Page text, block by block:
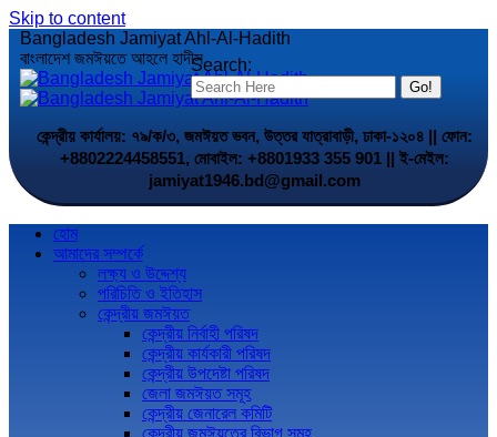
Skip to content
Search:
Bangladesh Jamiyat Ahl-Al-Hadith
বাংলাদেশ জমঈয়তে আহলে হাদীস
কেন্দ্রীয় কার্যালয়: ৭৯/ক/৩, জমঈয়ত ভবন, উত্তর যাত্রাবাড়ী, ঢাকা-১২০৪ || ফোন:
+8802224458551, মোবাইল: +8801933 355 901 || ই-মেইল:
jamiyat1946.bd@gmail.com
হোম
আমাদের সম্পর্কে
লক্ষ্য ও উদ্দেশ্য
পরিচিতি ও ইতিহাস
কেন্দ্রীয় জমঈয়ত
কেন্দ্রীয় নির্বাহী পরিষদ
কেন্দ্রীয় কার্যকারী পরিষদ
কেন্দ্রীয় উপদেষ্টা পরিষদ
জেলা জমঈয়ত সমূহ
কেন্দ্রীয় জেনারেল কমিটি
কেন্দ্রীয় জমঈয়তের বিভাগ সমূহ